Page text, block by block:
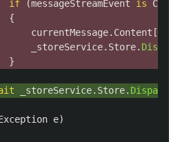
if (messageStreamEvent is
{
currentMessage. Content [
_storeService. Store.
}
_storeService. Store.
e)